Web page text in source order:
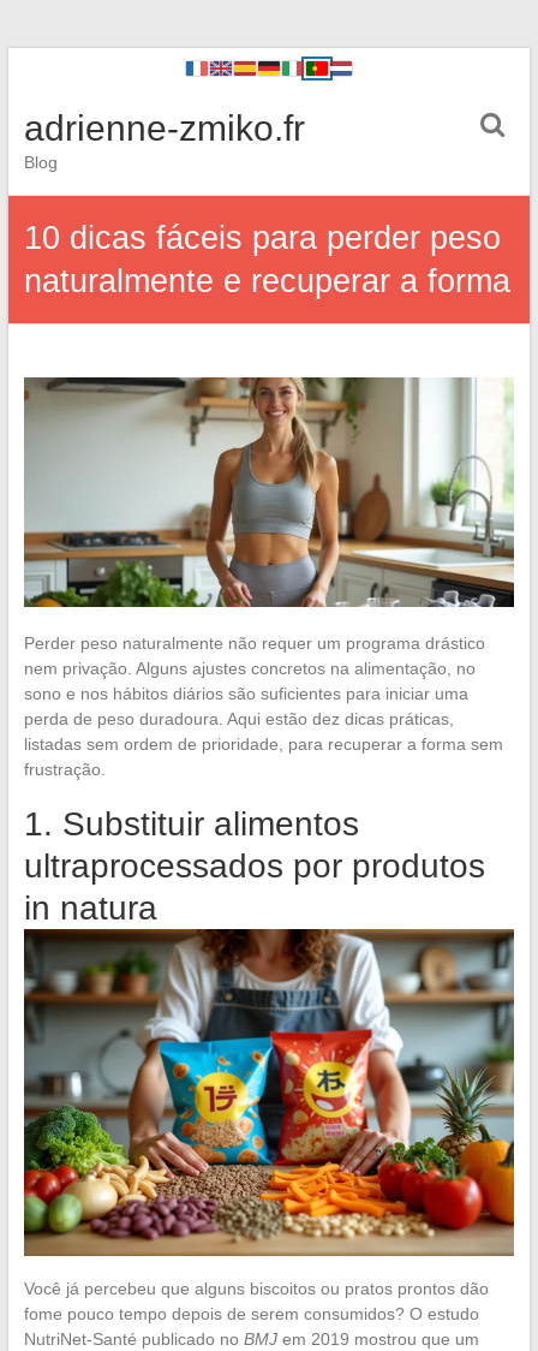
adrienne-zmiko.fr
Blog
10 dicas fáceis para perder peso
naturalmente e recuperar a forma
Perder peso naturalmente não requer um programa drástico
nem privação. Alguns ajustes concretos na alimentação, no
sono e nos hábitos diários são suficientes para iniciar uma
perda de peso duradoura. Aqui estão dez dicas práticas,
listadas sem ordem de prioridade, para recuperar a forma sem
frustração.
1. Substituir alimentos
ultraprocessados por produtos
in natura
Você já percebeu que alguns biscoitos ou pratos prontos dão
fome pouco tempo depois de serem consumidos? O estudo
NutriNet-Santé publicado no BMJem 2019 mostrou que um